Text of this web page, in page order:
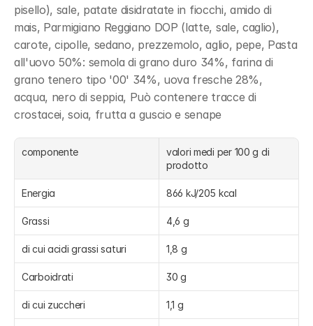
pisello), sale, patate disidratate in fiocchi, amido di
mais, Parmigiano Reggiano DOP (latte, sale, caglio),
carote, cipolle, sedano, prezzemolo, aglio, pepe, Pasta
all'uovo 50%: semola di grano duro 34%, farina di
grano tenero tipo '00' 34%, uova fresche 28%,
acqua, nero di seppia, Può contenere tracce di
crostacei, soia, frutta a guscio e senape
componente
valori medi per 100 g di
prodotto
Energia 866 kJ/205 kcal
Grassi 4,6 g
di cui acidi grassi saturi 1,8 g
Carboidrati 30 g
di cui zuccheri 1,1 g